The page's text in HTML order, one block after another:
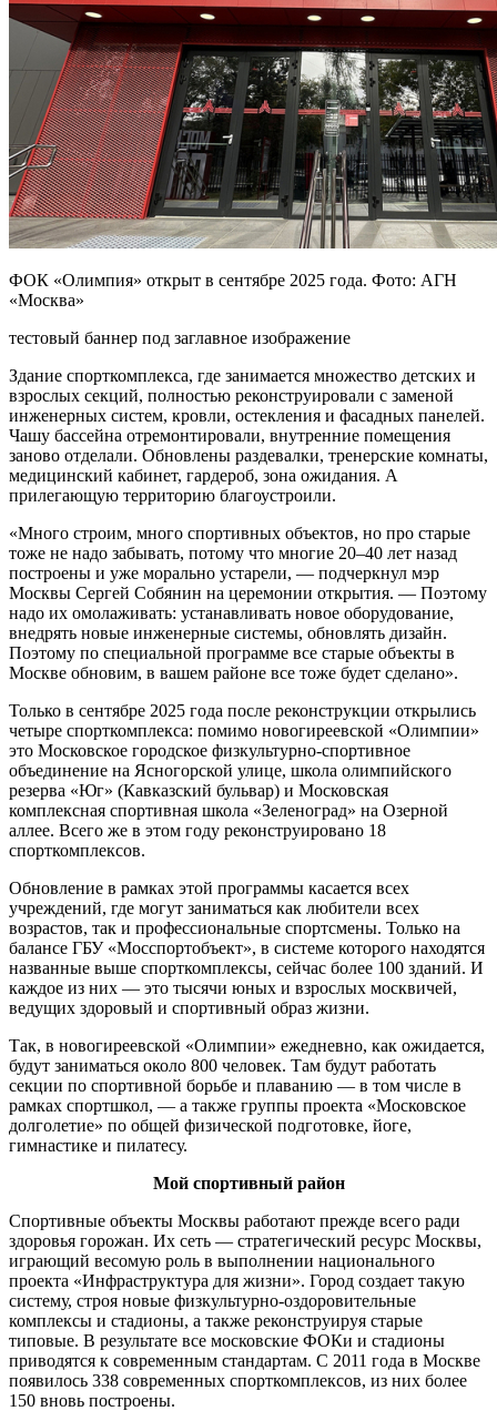
ФОК «Олимпия» открыт в сентябре 2025 года. Фото: АГН
«Москва»
тестовый баннер под заглавное изображение
Здание спорткомплекса, где занимается множество детских и
взрослых секций, полностью реконструировали с заменой
инженерных систем, кровли, остекления и фасадных панелей.
Чашу бассейна отремонтировали, внутренние помещения
заново отделали. Обновлены раздевалки, тренерские комнаты,
медицинский кабинет, гардероб, зона ожидания. А
прилегающую территорию благоустроили.
«Много строим, много спортивных объектов, но про старые
тоже не надо забывать, потому что многие 20–40 лет назад
построены и уже морально устарели, — подчеркнул мэр
Москвы Сергей Собянин на церемонии открытия. — Поэтому
надо их омолаживать: устанавливать новое оборудование,
внедрять новые инженерные системы, обновлять дизайн.
Поэтому по специальной программе все старые объекты в
Москве обновим, в вашем районе все тоже будет сделано».
Только в сентябре 2025 года после реконструкции открылись
четыре спорткомплекса: помимо новогиреевской «Олимпии»
это Московское городское физкультурно-спортивное
объединение на Ясногорской улице, школа олимпийского
резерва «Юг» (Кавказский бульвар) и Московская
комплексная спортивная школа «Зеленоград» на Озерной
аллее. Всего же в этом году реконструировано 18
спорткомплексов.
Обновление в рамках этой программы касается всех
учреждений, где могут заниматься как любители всех
возрастов, так и профессиональные спортсмены. Только на
балансе ГБУ «Мосспортобъект», в системе которого находятся
названные выше спорткомплексы, сейчас более 100 зданий. И
каждое из них — это тысячи юных и взрослых москвичей,
ведущих здоровый и спортивный образ жизни.
Так, в новогиреевской «Олимпии» ежедневно, как ожидается,
будут заниматься около 800 человек. Там будут работать
секции по спортивной борьбе и плаванию — в том числе в
рамках спортшкол, — а также группы проекта «Московское
долголетие» по общей физической подготовке, йоге,
гимнастике и пилатесу.
Мой спортивный район
Спортивные объекты Москвы работают прежде всего ради
здоровья горожан. Их сеть — стратегический ресурс Москвы,
играющий весомую роль в выполнении национального
проекта «Инфраструктура для жизни». Город создает такую
систему, строя новые физкультурно-оздоровительные
комплексы и стадионы, а также реконструируя старые
типовые. В результате все московские ФОКи и стадионы
приводятся к современным стандартам. С 2011 года в Москве
появилось 338 современных спорткомплексов, из них более
150 вновь построены.